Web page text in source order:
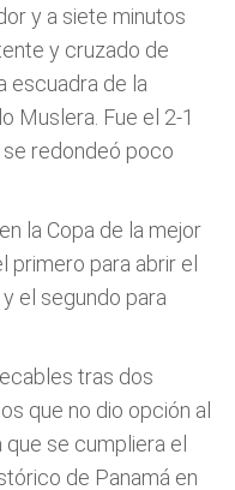
y a siete minutos
y cruzado de
escuadra de la
Muslera. Fue el 2-1
redondeó poco
la Copa de la mejor
primero para abrir el
el segundo para
tras dos
que no dio opción al
se cumpliera el
de Panamá en